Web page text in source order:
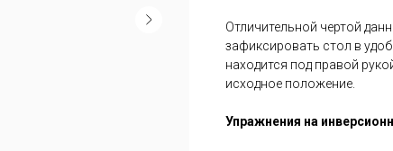
Отличительной чертой
зафиксировать стол в
находится под правой
исходное положение.
Упражнения на